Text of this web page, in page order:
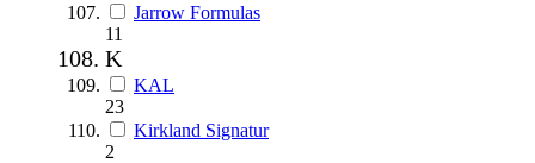
Jarrow Formulas
11
K
KAL
23
Kirkland Signatur
2